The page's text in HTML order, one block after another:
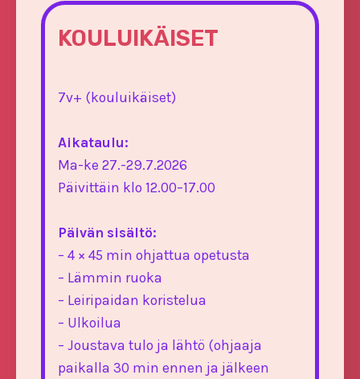
KOULUIKÄISET
7v+ (kouluikäiset)
Aikataulu:
Ma-ke 27.-29.7.2026
Päivittäin klo 12.00–17.00
Päivän sisältö:
– 4 × 45 min ohjattua opetusta
– Lämmin ruoka
– Leiripaidan koristelua
– Ulkoilua
– Joustava tulo ja lähtö (ohjaaja
paikalla 30 min ennen ja jälkeen